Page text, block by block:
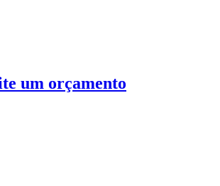
um orçamento